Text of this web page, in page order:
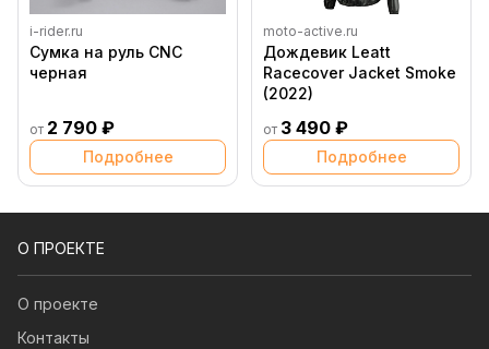
i-rider.ru
Сумка на руль CNC
черная
от 2 790 ₽
Подробнее
moto-active.ru
Дождевик Leatt
Racecover Jacket Smoke
(2022)
от 3 490 ₽
Подробнее
О ПРОЕКТЕ
О проекте
Контакты